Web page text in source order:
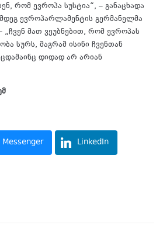
რომ ევროპა სუსტია“, – განაცხადა
ევროპარლამენტის გერმანელმა
„ჩვენ მათ ვეუბნებით, რომ ევროპას
სურს, მაგრამ ისინი ჩვენთან
დიდად არ არიან
Messenger LinkedIn